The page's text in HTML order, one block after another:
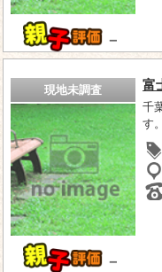
－
現地未調査
－
富
千
す。